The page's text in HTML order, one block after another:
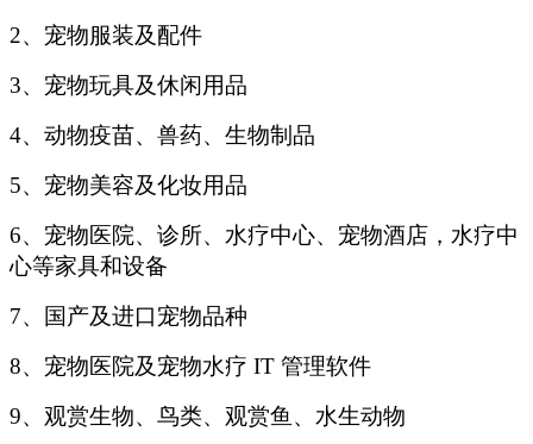
2、宠物服装及配件
3、宠物玩具及休闲用品
4、动物疫苗、兽药、生物制品
5、宠物美容及化妆用品
6、宠物医院、诊所、水疗中心、宠物酒店，水疗中
心等家具和设备
7、国产及进口宠物品种
8、宠物医院及宠物水疗 IT 管理软件
9、观赏生物、鸟类、观赏鱼、水生动物